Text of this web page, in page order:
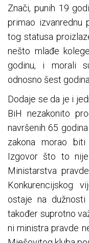
Znači, punih 19
primao
tog statusa
nešto mlađe
godinu, i morali
odnosno šest
Dodaje se da je i
BiH nezakonito
navršenih 65
zakona morao
Izgovor što to
Ministarstva
Konkurencijskog
ostaje na
također suprotno
ni ministra pravde